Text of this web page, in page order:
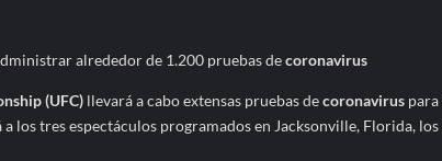
alrededor de 1.200 pruebas decoronavirus
(UFC)llevará a cabo extensas pruebas decoronavirus para
los tres espectáculos programados en Jacksonville, Florida, los